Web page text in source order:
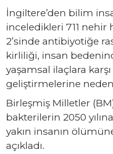
İngiltere’den bilim
inceledikleri 711 nehir
2’sinde antibiyotiğe
kirliliği, insan
yaşamsal ilaçlara karşı
geliştirmelerine
Birleşmiş Milletler
bakterilerin 2050
yakın insanın
açıkladı.